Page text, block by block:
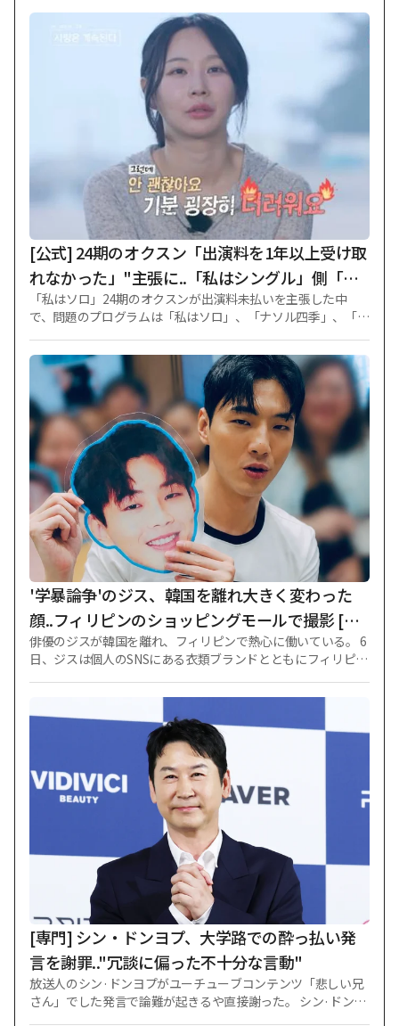
最近、耳管開放症の症状が悪化し、公式的なスケジュールを
暫定延期した後、自撮りで近況を直接知らせた。 目を引く部
分はIUが掲示物のBGMとしてチャン·ギハと顔の「何事もなく
生きる」を選択した点だった。 これに対しファンたちは「私
の姉はノークールだけど?」などの反応を示した。 IUは2015
年、チャン·ギハとの熱愛を公式に認め、以後2017年に決別を
知らせた経緯がある。 その後、IUは2022年に俳優イ·ジョンソ
クと公開熱愛を知らせた後、今年の決別を認めた。 また、チ
ャン·ギハは18歳年下の俳優ユン·ガイとの熱愛を認め、話題
[公式] 24期のオクスン「出演料を1年以上受け取
れなかった」"主張に..「私はシングル」側「全
額支払い完了」
「私はソロ」24期のオクスンが出演料未払いを主張した中
で、問題のプログラムは「私はソロ」、「ナソル四季」、「チ
バラエティ番組「私はソロ」側は6日、スターニュースに「24
期オクスンの出演料は全額支給完了した状況」と明らかにし
た。 スターニュースを確認した結果、24期のオクスンが出演
料未払いを主張したプログラムは「私はソロ」と「私はソ
ロ、その後愛は続く」(略称「ナソル四季」)、「ジジゴ炒め旅
行」(略称「ジポックヘン」)ではない。 先立ってオクスンは5
日、自身のSNSを通じて「私が1年以上受け取れていない出演
料がある」として「撮影して2ヶ月後には出演料が入ってくる
が、数ヶ月が過ぎても出演料が入ってこなかった。 放送業界
は出演料を受け取れない場合がしばしばあるので、そのまま見
過ごして受け取らないようにしようと考えた」と主張した。
続けて「数ヶ月後に該当プログラム製作陣に渉外電話が来
た」として「私がPDに『最初に撮影したのも出演料が入って
こなかった』と言ったら(PDが)『支給されたと思った。 出演
料の支払いは担当者に話しなさい」と言って
'学暴論争'のジス、韓国を離れ大きく変わった
顔..フィリピンのショッピングモールで撮影 [ス
ター・イシュー]
俳優のジスが韓国を離れ、フィリピンで熱心に働いている。 6
日、ジスは個人のSNSにある衣類ブランドとともにフィリピン
写真の中のジスは悪天候の中でも、自分を迎えに来たファン
に向かって両手を振りながら明るく笑っている姿。白いTシャ
ツにカジュアルな濃いデニムジャケットを合わせた彼は、飾
らず地味な身なりにもかかわらず、すらりとしたフィジカルと
特有の明るい微笑みを誇り、ファンとコミュニケーションを取
った。 ファンがプレゼントしたような自分の顔が大きくプリ
ントされた扇子を持って認証ショットを残したりもした。 国
内で活動する時とは全く変わったビジュアルが目を引く。 先
立ってジスは2021年3月、KBS2TV「月が昇る川」が6回まで
放送した時点で学校暴力疑惑に包まれた。 以後、ジスは一部
加害事実を認め、「月が昇る川」で下車した。 製作会社は7回
からナ·インウを代打投入して再撮影に乗り出した。 結局、製
作会社は当時、ジスの所属会社だったキーイーストを相手
に、再撮影による追加製作費など30億ウォンを賠償せよとい
う訴訟を起こした。 1審はキーイーストの
[専門] シン・ドンヨプ、大学路での酔っ払い発
言を謝罪.."冗談に偏った不十分な言動"
放送人のシン·ドンヨプがユーチューブコンテンツ「悲しい兄
さん」でした発言で論難が起きるや直接謝った。 シン·ドンヨ